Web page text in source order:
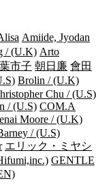
Amiide, Jyodan
/ (U.K) Arto
市子 朝日廉 會田
Brolin / (U.K)
Chu / (U.S)
/ (U.S) COM.A
Moore / (U.K)
/ (U.S)
エリック・ミヤシ
GENTLE